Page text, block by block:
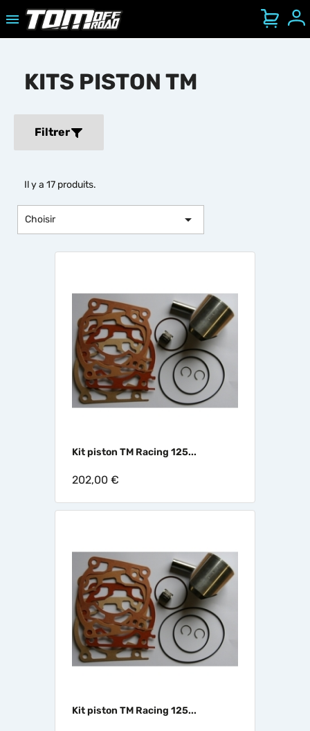

Ouvrir/Fermer le menu mobile
KITS PISTON TM
Filtrer
Il y a 17 produits.
Choisir 
Kit piston TM Racing 125...
202,00 €
Kit piston TM Racing 125...